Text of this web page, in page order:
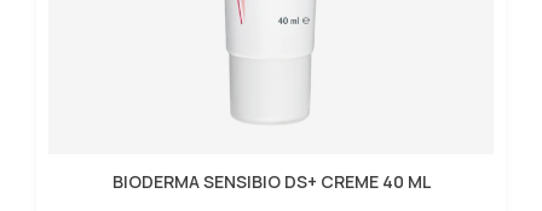
BIODERMA SENSIBIO DS+ CREME 40 ML